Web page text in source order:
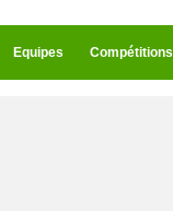
Equipes Compétitions